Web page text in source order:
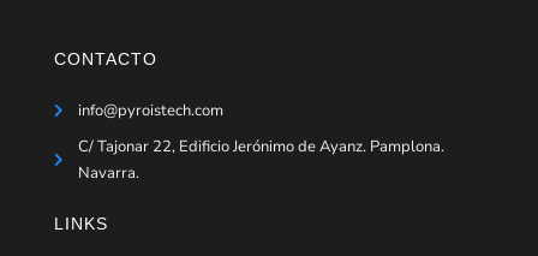
CONTACTO
info@pyroistech.com
C/ Tajonar 22, Edificio Jerónimo de Ayanz. Pamplona.
Navarra.
LINKS